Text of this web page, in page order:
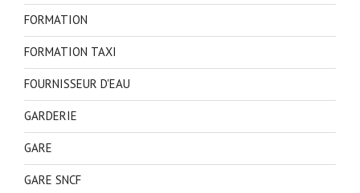
FORMATION
FORMATION TAXI
FOURNISSEUR D'EAU
GARDERIE
GARE
GARE SNCF